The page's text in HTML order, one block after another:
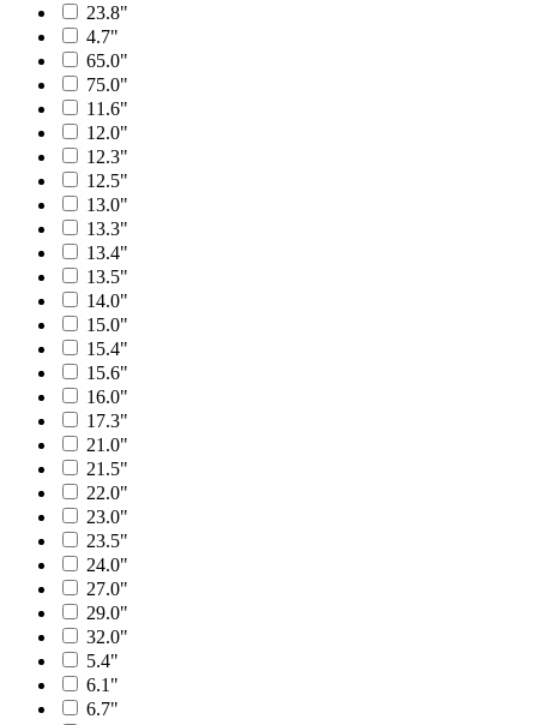
23.8"
4.7"
65.0"
75.0"
11.6"
12.0"
12.3"
12.5"
13.0"
13.3"
13.4"
13.5"
14.0"
15.0"
15.4"
15.6"
16.0"
17.3"
21.0"
21.5"
22.0"
23.0"
23.5"
24.0"
27.0"
29.0"
32.0"
5.4"
6.1"
6.7"